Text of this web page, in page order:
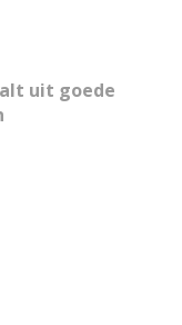
uit goede